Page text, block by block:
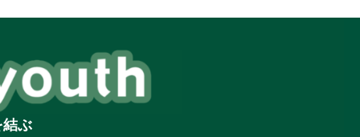
ぶ